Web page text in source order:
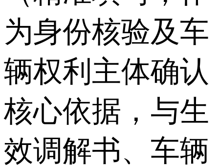
为身份核验及车
辆权利主体确认
核心依据，与生
效调解书、车辆